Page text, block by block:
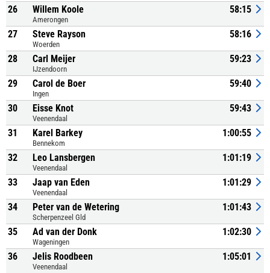
26 Willem Koole
Amerongen
58:15
27 Steve Rayson
Woerden
58:16
28 Carl Meijer
IJzendoorn
59:23
29 Carol de Boer
Ingen
59:40
30 Eisse Knot
Veenendaal
59:43
31 Karel Barkey
Bennekom
1:00:55
32 Leo Lansbergen
Veenendaal
1:01:19
33 Jaap van Eden
Veenendaal
1:01:29
34 Peter van de Wetering
Scherpenzeel Gld
1:01:43
35 Ad van der Donk
Wageningen
1:02:30
36 Jelis Roodbeen
Veenendaal
1:05:01